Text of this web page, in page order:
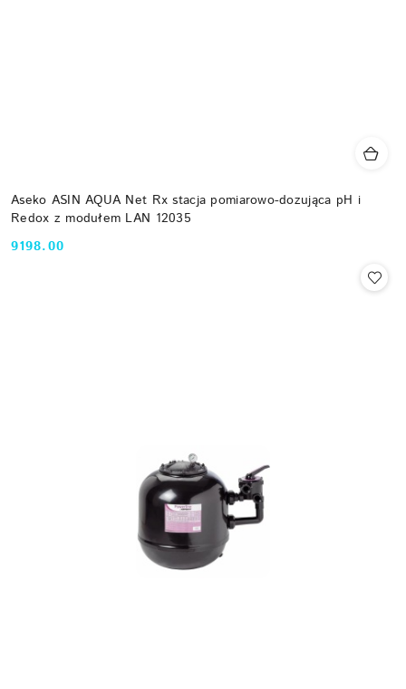
Aseko ASIN AQUA Net Rx stacja pomiarowo-dozująca pH i
Redox z modułem LAN 12035
Cena:
9198.00